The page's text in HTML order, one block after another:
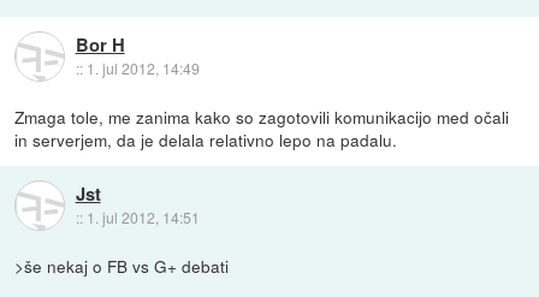
Bor H
:: 1. jul 2012, 14:49
Zmaga tole, me zanima kako so zagotovili komunikacijo med očali
in serverjem, da je delala relativno lepo na padalu.
Jst
:: 1. jul 2012, 14:51
>še nekaj o FB vs G+ debati